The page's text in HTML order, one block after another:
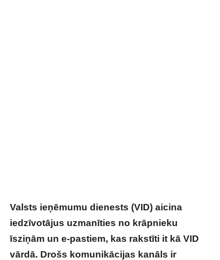
Valsts ieņēmumu dienests (VID) aicina
iedzīvotājus uzmanīties no krāpnieku
īsziņām un e-pastiem, kas rakstīti it kā VID
vārdā. Drošs komunikācijas kanāls ir